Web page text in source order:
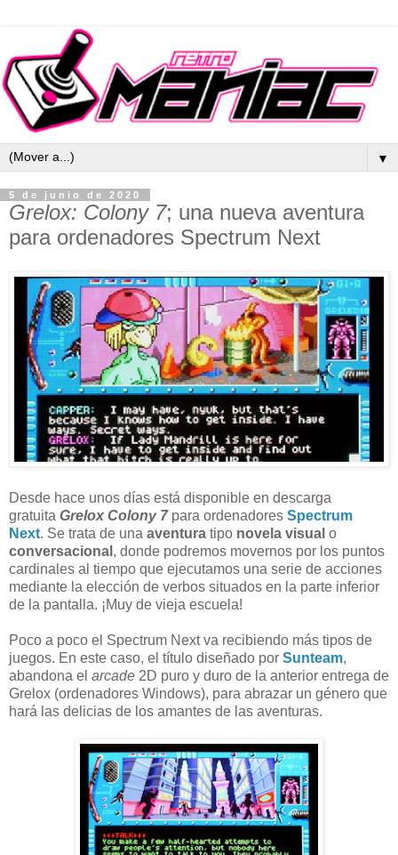
▼
5 de junio de 2020
Grelox: Colony 7; una nueva aventura
para ordenadores Spectrum Next
Desde hace unos días está disponible en descarga
gratuita Grelox Colony 7para ordenadores Spectrum
Next. Se trata de una aventura tipo novela visual o
conversacional , donde podremos movernos por los puntos
cardinales al tiempo que ejecutamos una serie de acciones
mediante la elección de verbos situados en la parte inferior
de la pantalla. ¡Muy de vieja escuela!
Poco a poco el Spectrum Next va recibiendo más tipos de
juegos. En este caso, el título diseñado por Sunteam,
abandona el arcade 2D puro y duro de la anterior entrega de
Grelox (ordenadores Windows), para abrazar un género que
hará las delicias de los amantes de las aventuras.